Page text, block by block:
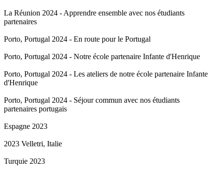
La Réunion 2024 - Apprendre ensemble avec nos étudiants
partenaires
Porto, Portugal 2024 - En route pour le Portugal
Porto, Portugal 2024 - Notre école partenaire Infante d'Henrique
Porto, Portugal 2024 - Les ateliers de notre école partenaire Infante
d'Henrique
Porto, Portugal 2024 - Séjour commun avec nos étudiants
partenaires portugais
Espagne 2023
2023 Velletri, Italie
Turquie 2023